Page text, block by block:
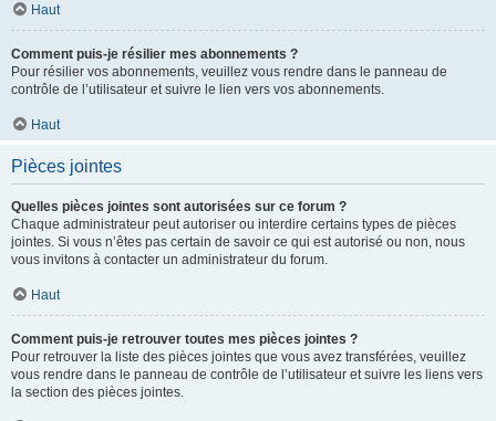
Haut
Comment puis-je résilier mes abonnements ?
Pour résilier vos abonnements, veuillez vous rendre dans le panneau de
contrôle de l’utilisateur et suivre le lien vers vos abonnements.
Haut
Pièces jointes
Quelles pièces jointes sont autorisées sur ce forum ?
Chaque administrateur peut autoriser ou interdire certains types de pièces
jointes. Si vous n’êtes pas certain de savoir ce qui est autorisé ou non, nous
vous invitons à contacter un administrateur du forum.
Haut
Comment puis-je retrouver toutes mes pièces jointes ?
Pour retrouver la liste des pièces jointes que vous avez transférées, veuillez
vous rendre dans le panneau de contrôle de l’utilisateur et suivre les liens vers
la section des pièces jointes.